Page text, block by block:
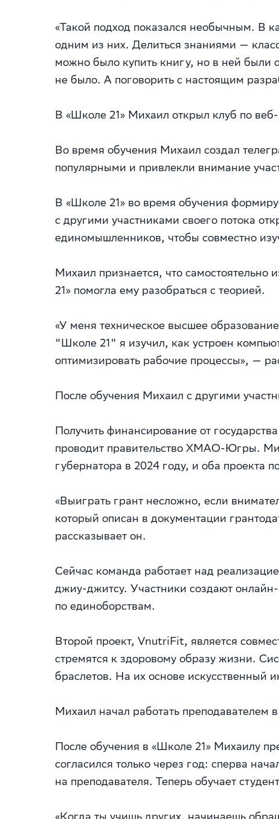
«Такой подход показался необычным. В
одним из них. Делиться знаниями —
можно было купить книгу, но в ней были
не было. А поговорить с настоящим
В «Школе 21» Михаил открыл клуб по
Во время обучения Михаил создал
популярными и привлекли внимание
В «Школе 21» во время обучения
с другими участниками своего потока
единомышленников, чтобы совместно
Михаил признается, что самостоятельно
21» помогла ему разобраться с теорией.
«У меня техническое высшее
"Школе 21" я изучил, как устроен
оптимизировать рабочие процессы», —
После обучения Михаил с другими
Получить финансирование от
проводит правительство ХМАО-Югры.
губернатора в 2024 году, и оба проекта
«Выиграть грант несложно, если
который описан в документации
рассказывает он.
Сейчас команда работает над
джиу-джитсу. Участники создают
по единоборствам.
Второй проект, VnutriFit, является
стремятся к здоровому образу жизни.
браслетов. На их основе искусственный
Михаил начал работать преподавателем
После обучения в «Школе 21» Михаилу
согласился только через год: сперва
на преподавателя. Теперь обучает